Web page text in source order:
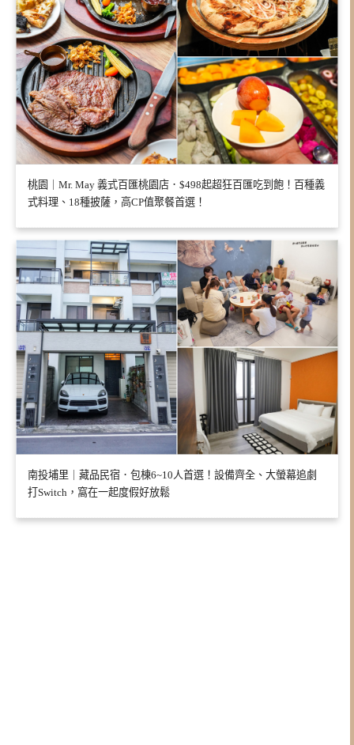
桃園｜Mr. May 義式百匯桃園店．$498起超狂百匯吃到飽！百種義
式料理、18種披薩，高CP值聚餐首選！
南投埔里｜藏品民宿．包棟6~10人首選！設備齊全、大螢幕追劇
打Switch，窩在一起度假好放鬆